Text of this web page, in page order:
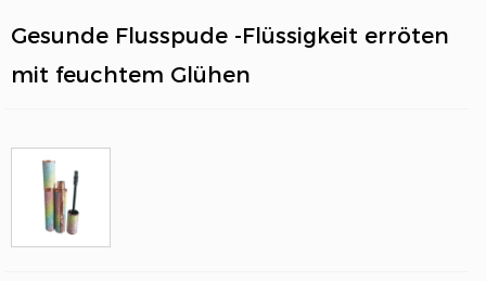
Gesunde Flusspude -Flüssigkeit erröten
mit feuchtem Glühen